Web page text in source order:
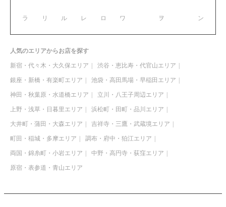
ラ リ ル レ ロ ワ ヲ ン
人気のエリアからお店を探す
新宿・代々木・大久保エリア 渋谷・恵比寿・代官山エリア
銀座・新橋・有楽町エリア 池袋・高田馬場・早稲田エリア
神田・秋葉原・水道橋エリア 立川・八王子周辺エリア
上野・浅草・日暮里エリア 浜松町・田町・品川エリア
大井町・蒲田・大森エリア 吉祥寺・三鷹・武蔵境エリア
町田・稲城・多摩エリア 調布・府中・狛江エリア
両国・錦糸町・小岩エリア 中野・高円寺・荻窪エリア
原宿・表参道・青山エリア